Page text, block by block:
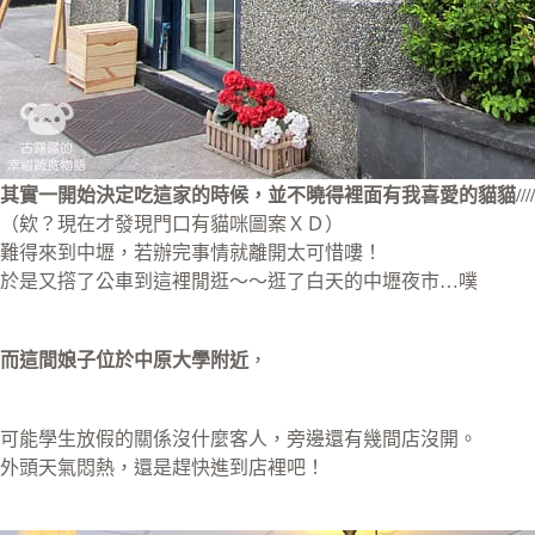
其實一開始決定吃這家的時候，並不曉得裡面有我喜愛的貓貓
（欸？現在才發現門口有貓咪圖案ＸＤ）
難得來到中壢，若辦完事情就離開太可惜嘍！
於是又撘了公車到這裡閒逛～～逛了白天的中壢夜市…噗
而這間娘子位於中原大學附近 ，
可能學生放假的關係沒什麼客人，旁邊還有幾間店沒開。
外頭天氣悶熱，還是趕快進到店裡吧！